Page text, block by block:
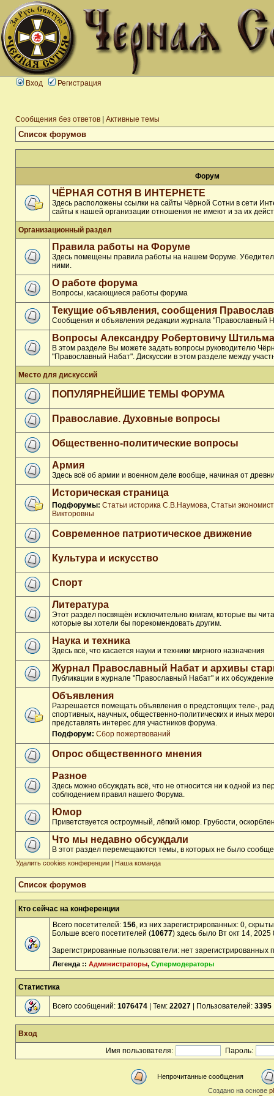
Вход Регистрация
Сообщения без ответов Активные темы
Список форумов
Форум
ЧЁРНАЯ СОТНЯ В ИНТЕРНЕТЕ
Здесь расположены ссылки на сайты Чёрной Сотни в сети
сайты к нашей организации отношения не имеют и за их
Организационный раздел
Правила работы на Форуме
Здесь помещены правила работы на нашем Форуме.
ними.
О работе форума
Вопросы, касающиеся работы форума
Текущие объявления, сообщения
Сообщения и объявления редакции журнала "Православный
Вопросы Александру Робертовичу
В этом разделе Вы можете задать вопросы руководителю
"Православный Набат". Дискуссии в этом разделе между
Место для дискуссий
ПОПУЛЯРНЕЙШИЕ ТЕМЫ ФОРУМА
Православие. Духовные вопросы
Общественно-политические вопросы
Армия
Здесь всё об армии и военном деле вообще, начиная от
Историческая страница
Подфорумы: Статьи историка С.В.Наумова, Статьи
Викторовны
Современное патриотическое движение
Культура и искусство
Спорт
Литература
Этот раздел посвящён исключительно книгам, которые вы
которые вы хотели бы порекомендовать другим.
Наука и техника
Здесь всё, что касается науки и техники мирного назначения
Журнал Православный Набат и архивы
Публикации в журнале "Православный Набат" и их обсуждение
Объявления
Разрешается помещать объявления о предстоящих теле-,
спортивных, научных, общественно-политических и иных
представлять интерес для участников форума.
Подфорум: Сбор пожертвований
Опрос общественного мнения
Разное
Здесь можно обсуждать всё, что не относится ни к одной из
соблюдением правил нашего Форума.
Юмор
Приветствуется остроумный, лёгкий юмор. Грубости,
Что мы недавно обсуждали
В этот раздел перемещаются темы, в которых не было
Удалить cookies конференции | Наша команда
Список форумов
Кто сейчас на конференции
Всего посетителей: 156, из них зарегистрированных: 0,
Больше всего посетителей (10677) здесь было Вт окт 14, 2025
Зарегистрированные пользователи: нет зарегистрированных
Легенда :: Администраторы, Супермодераторы
Статистика
Всего сообщений: 1076474 | Тем: 22027 | Пользователей: 3395
Вход
Имя пользователя:
Пароль:
Непрочитанные сообщения
Создано на основе